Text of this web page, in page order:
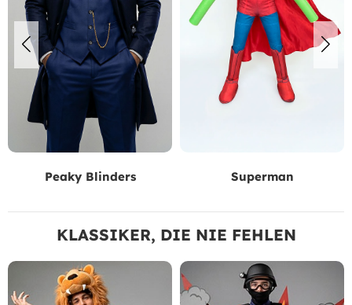
Peaky Blinders Superman
KLASSIKER, DIE NIE FEHLEN